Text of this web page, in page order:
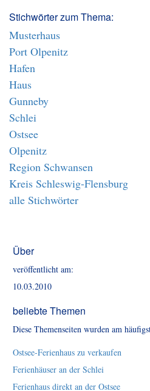
Stichwörter zum Thema:
Musterhaus
Port Olpenitz
Hafen
Haus
Gunneby
Schlei
Ostsee
Olpenitz
Region Schwansen
Kreis Schleswig-Flensburg
alle Stichwörter
Über
veröffentlicht am:
10.03.2010
beliebte Themen
Diese Themenseiten wurden am
Ostsee-Ferienhaus zu verkaufen
Ferienhäuser an der Schlei
Ferienhaus direkt an der Ostsee